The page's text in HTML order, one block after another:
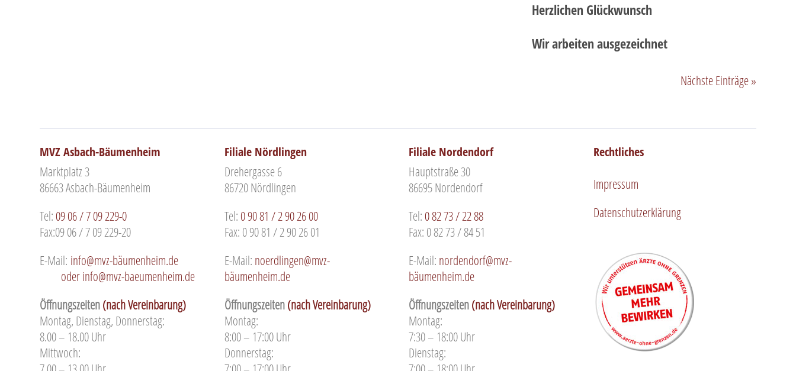
Herzlichen Glückwunsch
Wir arbeiten ausgezeichnet
Nächste Einträge »
MVZ Asbach-Bäumenheim
Marktplatz 3
86663 Asbach-Bäumenheim
Tel: 09 06 / 7 09 229-0
Fax:09 06 / 7 09 229-20
E-Mail: info@mvz-bäumenheim.de
oder info@mvz-baeumenheim.de
Öffnungszeiten(nach Vereinbarung)
Montag, Dienstag, Donnerstag:
8.00 – 18.00 Uhr
Mittwoch:
Filiale Nördlingen
Drehergasse 6
86720 Nördlingen
Tel: 0 90 81 / 2 90 26 00
Fax: 0 90 81 / 2 90 26 01
E-Mail: noerdlingen@mvz-
bäumenheim.de
Öffnungszeiten(nach Vereinbarung)
Montag:
8:00 – 17:00 Uhr
Donnerstag:
Filiale Nordendorf
Hauptstraße 30
86695 Nordendorf
Tel: 0 82 73 / 22 88
Fax: 0 82 73 / 84 51
E-Mail: nordendorf@mvz-
bäumenheim.de
Öffnungszeiten(nach Vereinbarung)
Montag:
7:30 – 18:00 Uhr
Dienstag:
Rechtliches
Impressum
Datenschutzerklärung